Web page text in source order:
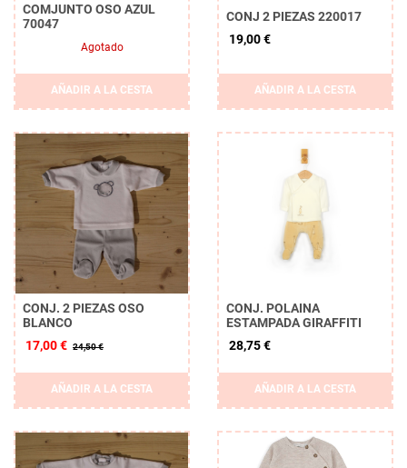
COMJUNTO OSO AZUL
70047
Agotado
AÑADIR A LA CESTA
CONJ 2 PIEZAS 220017
19,00 €
AÑADIR A LA CESTA
CONJ. 2 PIEZAS OSO
BLANCO
17,00 € 24,50 €
AÑADIR A LA CESTA
CONJ. POLAINA
ESTAMPADA GIRAFFITI
28,75 €
AÑADIR A LA CESTA